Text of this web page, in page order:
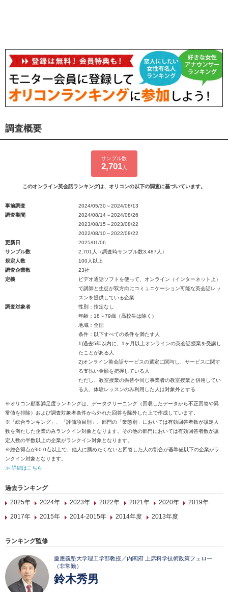
調査概要
サンプル数
2,701人
このオンライン英会話ランキングは、オリコンの以下の調査に基づいています。
事前調査
2024/05/30～2024/08/13
調査期間
2024/08/14～2024/08/26
2023/08/15～2023/08/22
2022/08/10～2022/08/22
更新日
2025/01/06
サンプル数
2,701人（調査時サンプル数3,487人）
規定人数
100人以上
調査企業数
23社
定義
ビデオ通話ソフトを使って、オンライン（インターネット上）
で講師と生徒が双方向にコミュニケーション可能な英会話レッ
スンを提供している企業
調査対象者
性別：指定なし
年齢：18～79歳（高校生は除く）
地域：全国
条件：以下すべての条件を満たす人
1)過去5年以内に、1ヶ月以上オンラインの英会話授業を受講し
たことがある人
2)オンライン英会話サービスの選定に関与し、サービスに関す
る支払い金額を把握している人
ただし、教室授業の振替や同じ事業者の教室授業と併用してい
る人、体験レッスンのみ利用した人は対象外とする
※オリコン顧客満足度ランキングは、データクリーニング（回収したデータから不正回答や異
常値を排除）および調査対象者条件から外れた回答を除外した上で作成しています。
※「総合ランキング」、「評価項目別」、部門の「業態別」においては有効回答者数が規定人
数を満たした企業のみランクイン対象となります。その他の部門においては有効回答者数が規
定人数の半数以上の企業がランクイン対象となります。
※総合得点が60.0点以上で、他人に薦めたくないと回答した人の割合が基準値以下の企業がラ
ンクイン対象となります。
≫ 詳細はこちら
過去ランキング
2025年
2024年 2023年 2022年 2021年 2020年
2019年
2017年
2015年 2014-2015年 2014年度 2013年度
ランキング監修
慶應義塾大学理工学部教授／内閣府 上席科学技術政策フェロー
（非常勤）
鈴木秀男